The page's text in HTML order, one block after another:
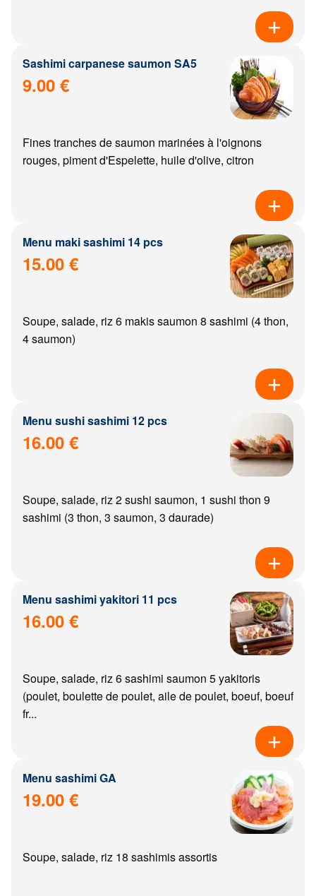
Sashimi carpanese saumon SA5
9.00 €
Fines tranches de saumon marinées à l'oignons
rouges, piment d'Espelette, huile d'olive, citron
Menu maki sashimi 14 pcs
15.00 €
Soupe, salade, riz 6 makis saumon 8 sashimi (4 thon,
4 saumon)
Menu sushi sashimi 12 pcs
16.00 €
Soupe, salade, riz 2 sushi saumon, 1 sushi thon 9
sashimi (3 thon, 3 saumon, 3 daurade)
Menu sashimi yakitori 11 pcs
16.00 €
Soupe, salade, riz 6 sashimi saumon 5 yakitoris
(poulet, boulette de poulet, aile de poulet, boeuf, boeuf
fr...
Menu sashimi GA
19.00 €
Soupe, salade, riz 18 sashimis assortis